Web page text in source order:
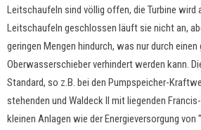
Leitschaufeln sind völlig offen, die Turbine wird
Leitschaufeln geschlossen läuft sie nicht an,
geringen Mengen hindurch, was nur durch
Oberwasserschieber verhindert werden kann.
Standard, so z.B. bei den Pumpspeicher-
stehenden und Waldeck II mit liegenden
kleinen Anlagen wie der Energieversorgung